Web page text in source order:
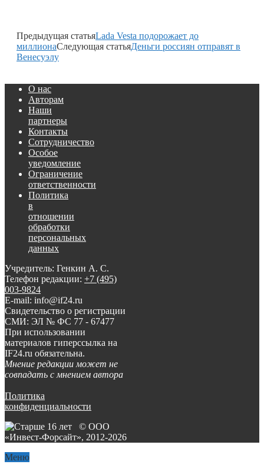
Предыдущая статьяLada Vesta подорожает до
миллионаСледующая статьяДеньги россиян отправят в
Венесуэлу
О нас
Авторам
Наши
партнеры
Контакты
Сотрудничество
Особое
уведомление
Ограничение
ответственности
Политика
в
отношении
обработки
персональных
данных
Учредитель: Генкин А. С.
Телефон редакции: +7 (495)
003-9824
E-mail: info@if24.ru
Свидетельство о регистрации
СМИ: ЭЛ № ФС 77 - 67477
При использовании
материалов гиперссылка на
IF24.ru обязательна.
Мнение редакции может не
совпадать с мнением автора
Политика
конфиденциальности
© ООО
«Инвест-Форсайт», 2012-2026
Меню